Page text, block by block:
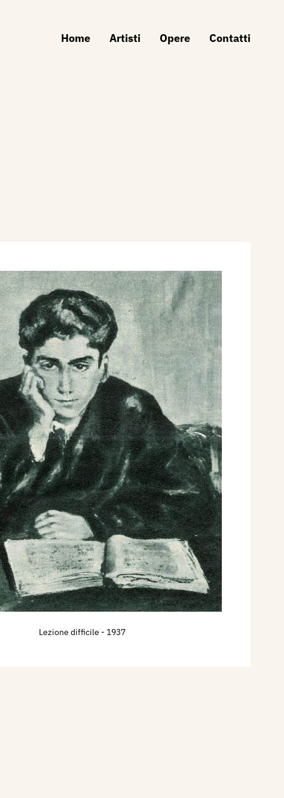
Home Artisti Opere Contatti
Lezione difficile - 1937